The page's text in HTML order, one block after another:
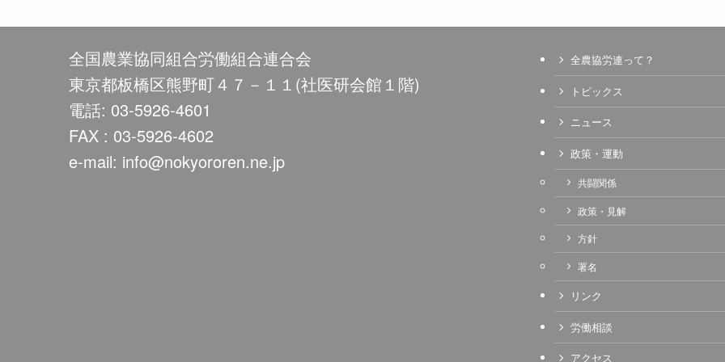
全国農業協同組合労働組合連合会
東京都板橋区熊野町４７－１１(社医研会館１階)
電話: 03-5926-4601
FAX : 03-5926-4602
e-mail: info@nokyororen.ne.jp
全農協労連って？
トピックス
ニュース
政策・運動
共闘関係
政策・見解
方針
署名
リンク
労働相談
アクセス